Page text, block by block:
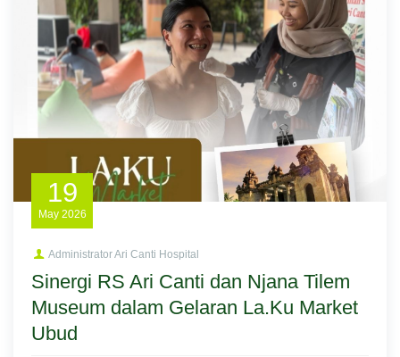
19
May 2026
Administrator Ari Canti Hospital
Sinergi RS Ari Canti dan Njana Tilem
Museum dalam Gelaran La.Ku Market
Ubud